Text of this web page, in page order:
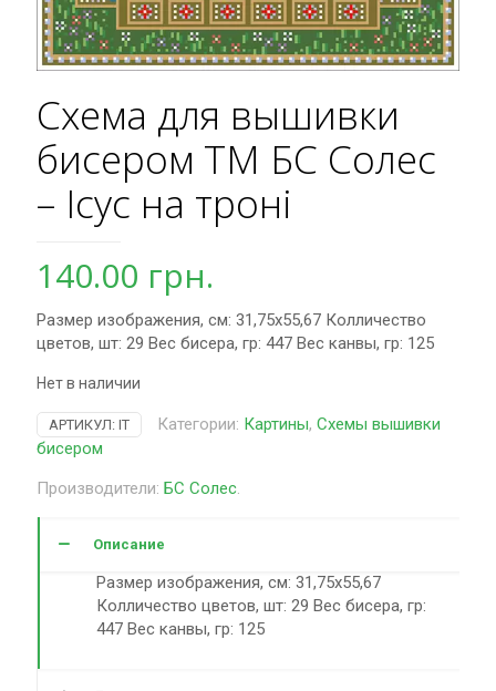
Схема для вышивки
бисером ТМ БС Солес
– Ісус на троні
140.00 грн.
Размер изображения, см: 31,75х55,67 Колличество
цветов, шт: 29 Вес бисера, гр: 447 Вес канвы, гр: 125
Нет в наличии
АРТИКУЛ: ІТ Категории: Картины, Схемы вышивки
бисером
Производители: БС Солес.
Описание
Размер изображения, см: 31,75х55,67
Колличество цветов, шт: 29 Вес бисера, гр:
447 Вес канвы, гр: 125